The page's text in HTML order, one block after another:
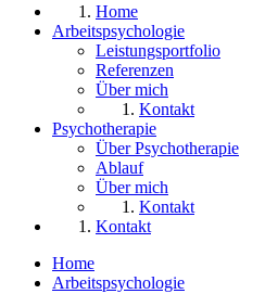
Home
Arbeitspsychologie
Leistungsportfolio
Referenzen
Über mich
Kontakt
Psychotherapie
Über Psychotherapie
Ablauf
Über mich
Kontakt
Kontakt
Home
Arbeitspsychologie